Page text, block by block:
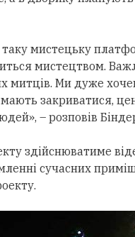
мистецьку
мистецтвом.
митців. Ми дуже
закриватися,
– розповів
здійснюватиме
сучасних